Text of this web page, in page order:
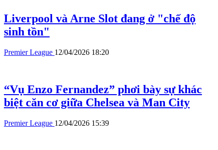
Liverpool và Arne Slot đang ở "chế độ
sinh tồn"
Premier League 12/04/2026 18:20
“Vụ Enzo Fernandez” phơi bày sự khác
biệt căn cơ giữa Chelsea và Man City
Premier League 12/04/2026 15:39